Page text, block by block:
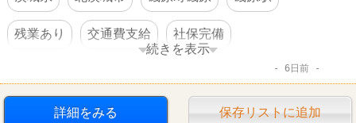
残業あり 交通費支給 社保完備
続きを表示
6日前
詳細をみる 保存リストに追加